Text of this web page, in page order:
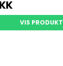
VIS PRODUKT